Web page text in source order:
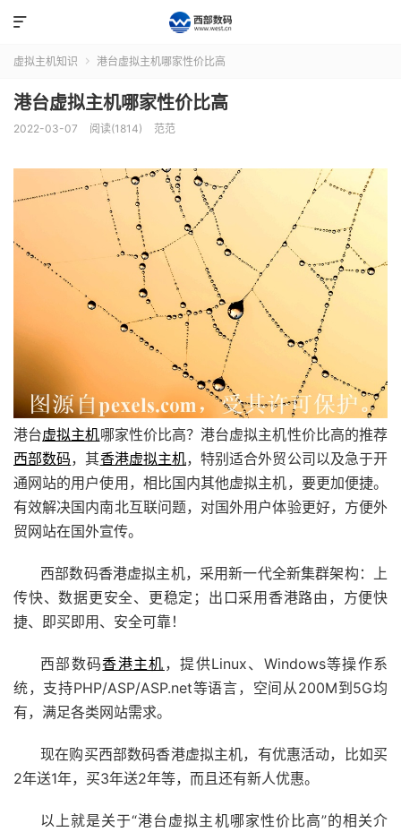

虚拟主机知识  港台虚拟主机哪家性价比高
港台虚拟主机哪家性价比高
2022-03-07 阅读(1814) 范范
港台虚拟主机哪家性价比高？港台虚拟主机性价比高的推荐
西部数码，其香港虚拟主机，特别适合外贸公司以及急于开
通网站的用户使用，相比国内其他虚拟主机，要更加便捷。
有效解决国内南北互联问题，对国外用户体验更好，方便外
贸网站在国外宣传。
西部数码香港虚拟主机，采用新一代全新集群架构：上
传快、数据更安全、更稳定；出口采用香港路由，方便快
捷、即买即用、安全可靠！
西部数码香港主机 ，提供Linux、Windows等操作系
统，支持PHP/ASP/ASP.net等语言，空间从200M到5G均
有，满足各类网站需求。
现在购买西部数码香港虚拟主机，有优惠活动，比如买
2年送1年，买3年送2年等，而且还有新人优惠。
以上就是关于“港台虚拟主机哪家性价比高”的相关介